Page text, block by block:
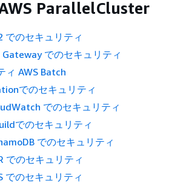
ParallelCluster
でのセキュリティ
Gateway でのセキュリティ
ィ AWS Batch
でのセキュリティ
でのセキュリティ
でのセキュリティ
でのセキュリティ
でのセキュリティ
でのセキュリティ